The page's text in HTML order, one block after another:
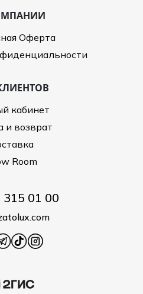
Оферта
кабинет
и возврат
Room
315 01 00